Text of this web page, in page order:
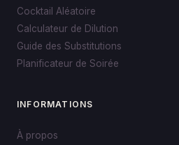
Cocktail Aléatoire
Calculateur de Dilution
Guide des Substitutions
Planificateur de Soirée
INFORMATIONS
À propos